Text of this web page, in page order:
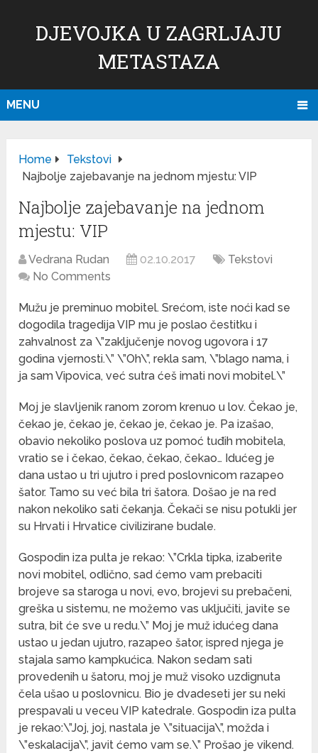
DJEVOJKA U ZAGRLJAJU
METASTAZA
MENU
Home
Tekstovi
Najbolje zajebavanje na jednom mjestu: VIP
Najbolje zajebavanje na jednom
mjestu: VIP
Vedrana Rudan 02.10.2017
Tekstovi
No Comments
Mužu je preminuo mobitel. Srećom, iste noći kad se
dogodila tragedija VIP mu je poslao čestitku i
zahvalnost za \”zaključenje novog ugovora i 17
godina vjernosti.\” \”Oh\”, rekla sam, \”blago nama, i
ja sam Vipovica, već sutra ćeš imati novi mobitel.\”
Moj je slavljenik ranom zorom krenuo u lov. Čekao je,
čekao je, čekao je, čekao je, čekao je. Pa izašao,
obavio nekoliko poslova uz pomoć tuđih mobitela,
vratio se i čekao, čekao, čekao, čekao… Idućeg je
dana ustao u tri ujutro i pred poslovnicom razapeo
šator. Tamo su već bila tri šatora. Došao je na red
nakon nekoliko sati čekanja. Čekači se nisu potukli jer
su Hrvati i Hrvatice civilizirane budale.
Gospodin iza pulta je rekao: \”Crkla tipka, izaberite
novi mobitel, odlično, sad ćemo vam prebaciti
brojeve sa staroga u novi, evo, brojevi su prebačeni,
greška u sistemu, ne možemo vas uključiti, javite se
sutra, bit će sve u redu.\” Moj je muž idućeg dana
ustao u jedan ujutro, razapeo šator, ispred njega je
stajala samo kampkućica. Nakon sedam sati
provedenih u šatoru, moj je muž visoko uzdignuta
čela ušao u poslovnicu. Bio je dvadeseti jer su neki
prespavali u veceu VIP katedrale. Gospodin iza pulta
je rekao:\”Joj, joj, nastala je \”situacija\”, možda i
\”eskalacija\”, javit ćemo vam se.\” Prošao je vikend.